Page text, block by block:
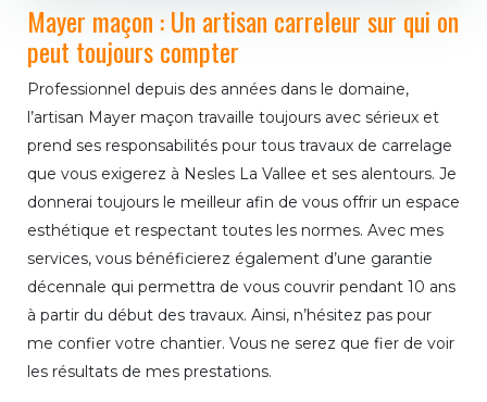
Mayer maçon : Un artisan carreleur sur qui on
peut toujours compter
Professionnel depuis des années dans le domaine,
l’artisan Mayer maçon travaille toujours avec sérieux et
prend ses responsabilités pour tous travaux de carrelage
que vous exigerez à Nesles La Vallee et ses alentours. Je
donnerai toujours le meilleur afin de vous offrir un espace
esthétique et respectant toutes les normes. Avec mes
services, vous bénéficierez également d’une garantie
décennale qui permettra de vous couvrir pendant 10 ans
à partir du début des travaux. Ainsi, n’hésitez pas pour
me confier votre chantier. Vous ne serez que fier de voir
les résultats de mes prestations.